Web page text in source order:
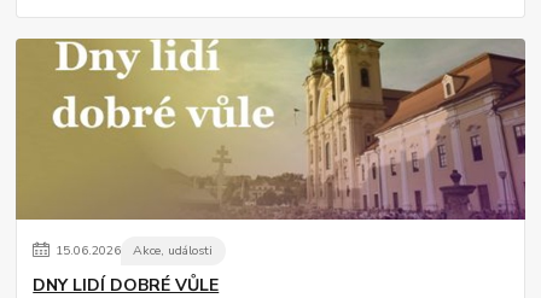
15.06.2026 Akce, události
DNY LIDÍ DOBRÉ VŮLE